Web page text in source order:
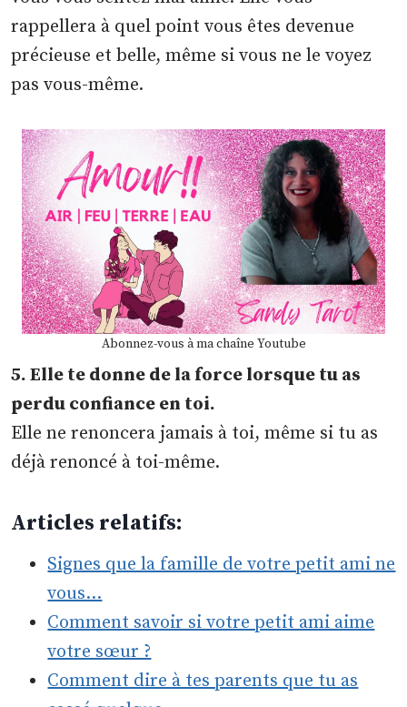
rappellera à quel point vous êtes devenue
précieuse et belle, même si vous ne le voyez
pas vous-même.
Abonnez-vous à ma chaîne Youtube
5. Elle te donne de la force lorsque tu as
perdu confiance en toi.
Elle ne renoncera jamais à toi, même si tu as
déjà renoncé à toi-même.
Articles relatifs:
Signes que la famille de votre petit ami ne
vous…
Comment savoir si votre petit ami aime
votre sœur ?
Comment dire à tes parents que tu as